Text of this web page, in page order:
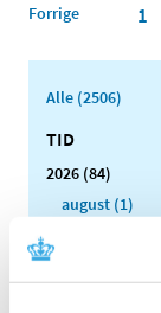
Forrige 1
Alle (2506)
TID
2026 (84)
august (1)